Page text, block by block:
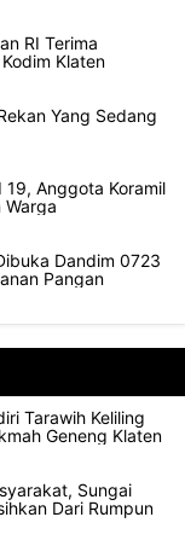
RI Terima
Klaten
Yang Sedang
Anggota Koramil
Warga
Dandim 0723
Pangan
Tarawih Keliling
Geneng Klaten
Sungai
Dari Rumpun